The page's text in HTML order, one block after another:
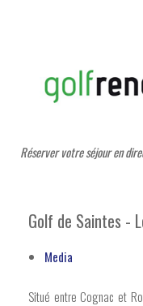
Réserver votre séjour en
Golf de Saintes -
Media
Situé entre Cognac et